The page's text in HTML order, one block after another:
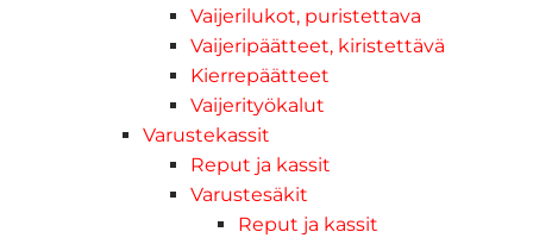
Vaijerilukot, puristettava
Vaijeripäätteet, kiristettävä
Kierrepäätteet
Vaijerityökalut
Varustekassit
Reput ja kassit
Varustesäkit
Reput ja kassit